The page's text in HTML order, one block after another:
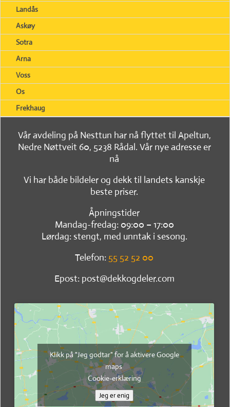
Landås
Askøy
Sotra
Arna
Voss
Os
Frekhaug
Vår avdeling på Nesttun har nå flyttet til Apeltun,
Nedre Nøttveit 60, 5238 Rådal. Vår nye adresse er
nå
Vi har både bildeler og dekk til landets kanskje
beste priser.
Åpningstider
Mandag-fredag: 09:00 – 17:00
Lørdag: stengt, med unntak i sesong.
Telefon: 55 52 52 00
Epost: post@dekkogdeler.com
Klikk på "Jeg godtar" for å aktivere Google
maps
Cookie-erklæring
Jeg er enig